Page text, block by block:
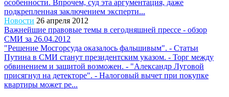
особенности. Впрочем, суд эта аргументация, даже
подкрепленная заключением эксперти...
Новости 26 апреля 2012
Важнейшие правовые темы в сегодняшней прессе - обзор
СМИ за 26.04.2012
"Решение Мосгорсуда оказалось фальшивым". - Статьи
Путина в СМИ станут президентским указом. - Торг между
обвинением и защитой возможен. - "Александр Луговой
присягнул на детекторе". - Налоговый вычет при покупке
квартиры может ре...